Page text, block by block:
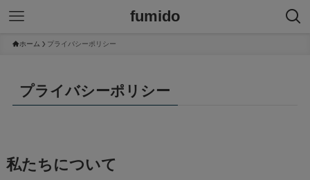
fumido
ホーム プライバシーポリシー
プライバシーポリシー
私たちについて